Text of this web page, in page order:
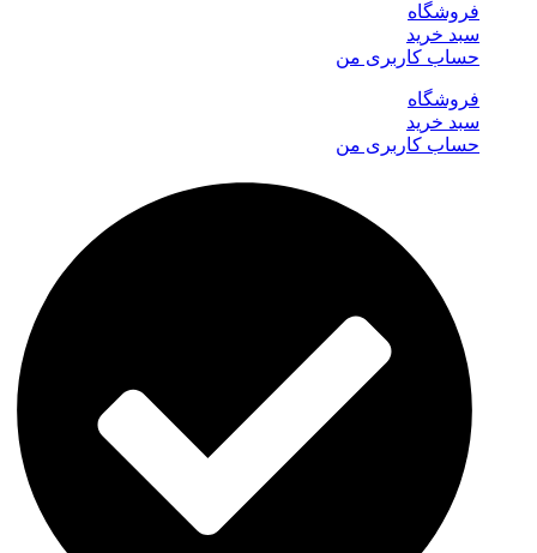
فروشگاه
سبد خرید
حساب کاربری من
فروشگاه
سبد خرید
حساب کاربری من